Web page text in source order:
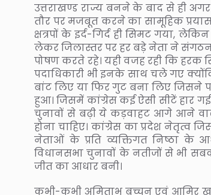
उत्तराखण्ड राज्य बनने के बाद से ही
तौर पर मजबूत करने का सामूहिक
क्षत्रपों के इर्द-गिर्द ही सिमट गया,
लेकर जिलास्तर पर हर बड़े नेता ने
पोषण करते रहे। यही वजह रही कि हरक
पदाधिकारी भी इनके साथ चले गए
बांट लिए या फिर गुट बना लिए जिसने
हुआ। जिसमें कांग्रेस कई ऐसी सीटें हार
चुनावों से बढ़ी ये कड़वाहट आगे आने
होना चाहिए। कांग्रेस का प्रदेश नेतृत्व
नेताओं के प्रति व्यक्तिगत निष्ठा के
विधानसभा चुनावों के नतीजों से भी
जीत का आधार बनी।
कभी-कभी अमिताभ बच्चन एवं आमिर